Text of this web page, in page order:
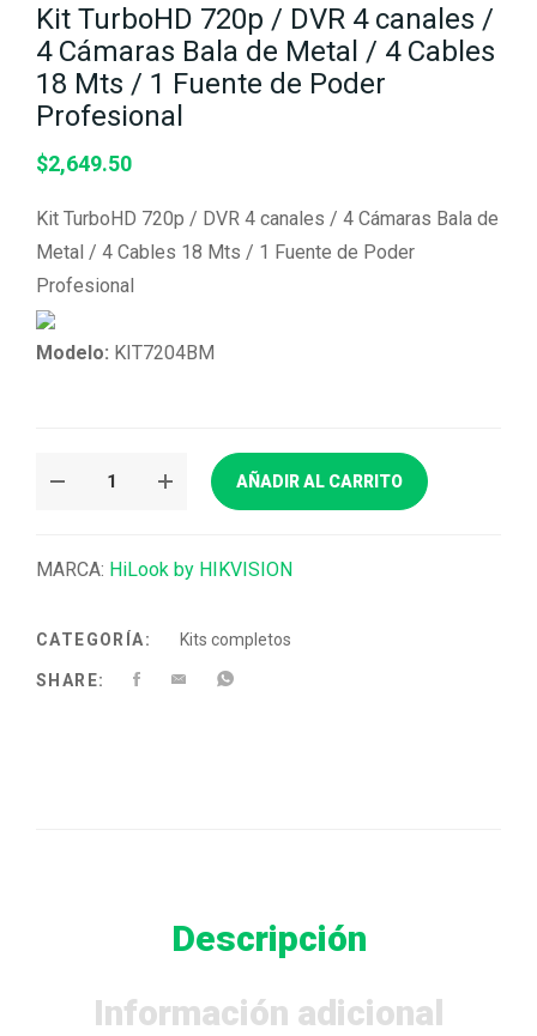
Kit TurboHD 720p / DVR 4 canales /
4 Cámaras Bala de Metal / 4 Cables
18 Mts / 1 Fuente de Poder
Profesional
$2,649.50
Kit TurboHD 720p / DVR 4 canales / 4 Cámaras Bala de
Metal / 4 Cables 18 Mts / 1 Fuente de Poder
Profesional
Modelo: KIT7204BM
AÑADIR AL CARRITO
MARCA: HiLook by HIKVISION
CATEGORÍA: Kits completos
SHARE:
Descripción
Información adicional